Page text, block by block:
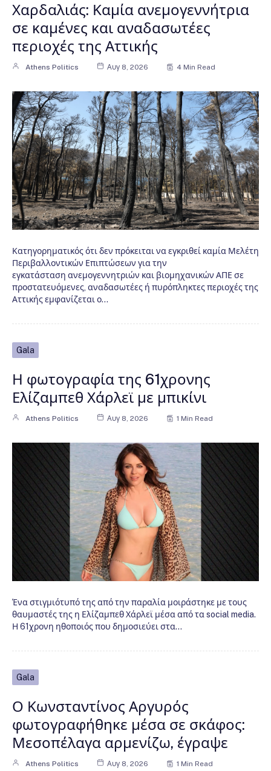
Χαρδαλιάς: Καμία ανεμογεννήτρια
σε καμένες και αναδασωτέες
περιοχές της Αττικής
Athens Politics Αυγ 8, 2026 4 Min Read
Κατηγορηματικός ότι δεν πρόκειται να εγκριθεί καμία Μελέτη
Περιβαλλοντικών Επιπτώσεων για την
εγκατάσταση ανεμογεννητριών και βιομηχανικών ΑΠΕ σε
προστατευόμενες, αναδασωτέες ή πυρόπληκτες περιοχές της
Αττικής εμφανίζεται ο…
Gala
Η φωτογραφία της 61χρονης
Ελίζαμπεθ Χάρλεϊ με μπικίνι
Athens Politics Αυγ 8, 2026 1 Min Read
Ένα στιγμιότυπό της από την παραλία μοιράστηκε με τους
θαυμαστές της η Ελίζαμπεθ Χάρλεϊ μέσα από τα social media.
Η 61χρονη ηθοποιός που δημοσιεύει στα…
Gala
Ο Κωνσταντίνος Αργυρός
φωτογραφήθηκε μέσα σε σκάφος:
Μεσοπέλαγα αρμενίζω, έγραψε
Athens Politics Αυγ 8, 2026 1 Min Read